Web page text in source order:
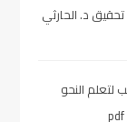
د. الحارثي
لتعلم النحو